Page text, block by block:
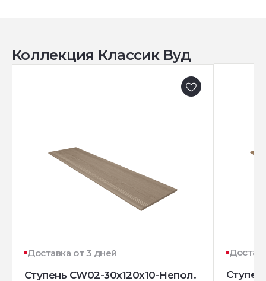
Коллекция Классик Вуд
Доставка от 3 дней
Ступень CW02-30x120x10-Непол.